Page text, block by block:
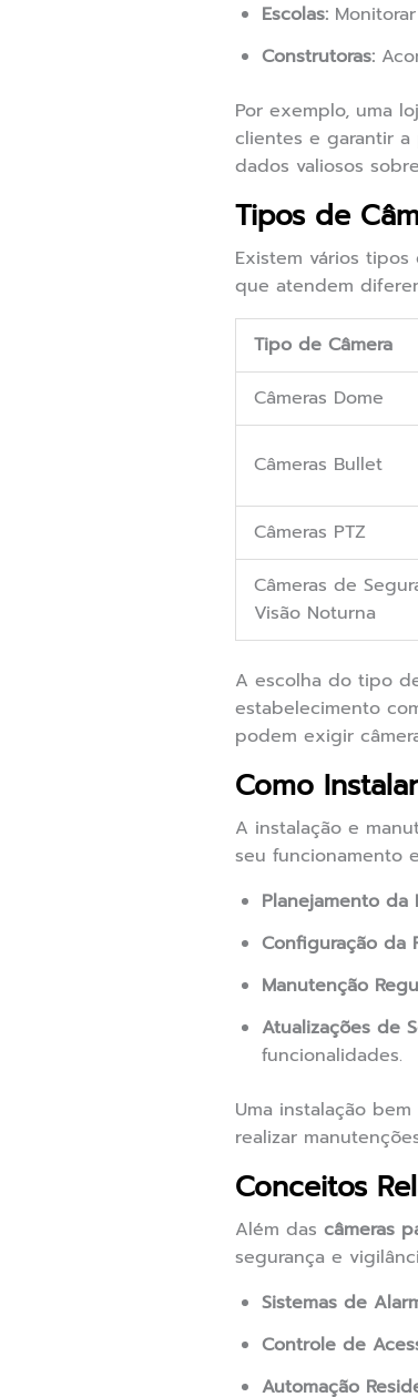
Escolas:
Construtoras:
Por exemplo, uma
clientes e garantir a
dados valiosos
Tipos de
Existem vários
que atendem
Tipo de Câmera
Câmeras Dome
Câmeras Bullet
Câmeras PTZ
Câmeras de
Visão Noturna
A escolha do tipo
estabelecimento
podem exigir
Como
A instalação e
seu funcionamento
Planejamento da
Configuração da
Manutenção
Atualizações de
funcionalidades.
Uma instalação
realizar
Conceitos
Além das câmeras
segurança e
Sistemas de
Controle de
Automação